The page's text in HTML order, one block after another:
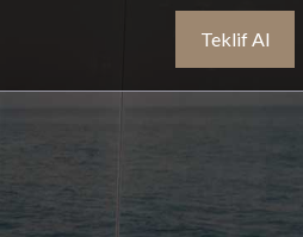
Teklif Al